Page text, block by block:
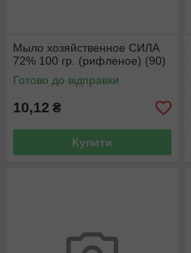
Мыло хозяйственное СИЛА
72% 100 гр. (рифленое) (90)
Готово до відправки
10,12 ₴
Купити